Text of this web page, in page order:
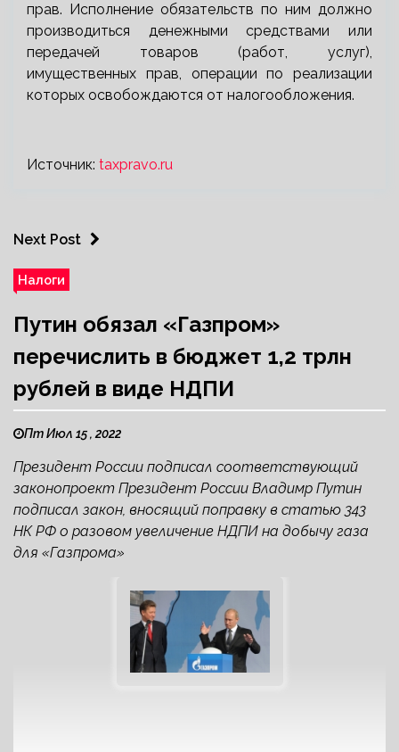
прав. Исполнение обязательств по ним должно
производиться денежными средствами или
передачей товаров (работ, услуг),
имущественных прав, операции по реализации
которых освобождаются от налогообложения.
Источник: taxpravo.ru
Next Post
Налоги
Путин обязал «Газпром»
перечислить в бюджет 1,2 трлн
рублей в виде НДПИ
Пт Июл 15 , 2022
Президент России подписал соответствующий
законопроект Президент России Владимр Путин
подписал закон, вносящий поправку в статью 343
НК РФ о разовом увеличение НДПИ на добычу газа
для «Газпрома»